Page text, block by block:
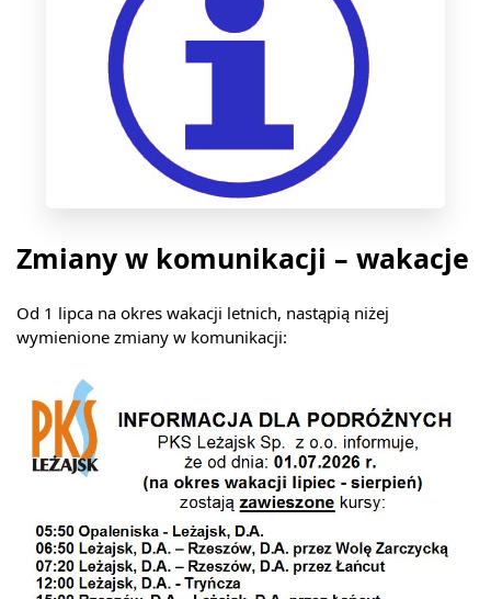
USŁUGI
ROZKŁAD
JAZDY
Zmiany w komunikacji – wakacje
Od 1 lipca na okres wakacji letnich, nastąpią niżej
wymienione zmiany w komunikacji: